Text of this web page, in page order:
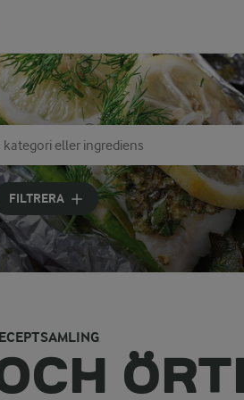
kategori eller ingrediens
för att få förslag
FILTRERA